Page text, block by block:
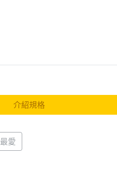
介紹規格
最愛